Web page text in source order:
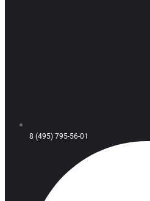
8 (495) 795-56-01